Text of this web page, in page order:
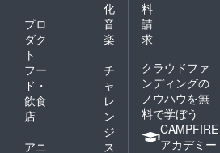
化
プロ
ダク
ト
音
楽
フー
ド・
飲食
店
チ
ャ
レ
ン
ジ
アニ
ス
料
請
求
クラウドファ
ンディングの
ノウハウを無
料で学ぼう
CAMPFIRE
アカデミー